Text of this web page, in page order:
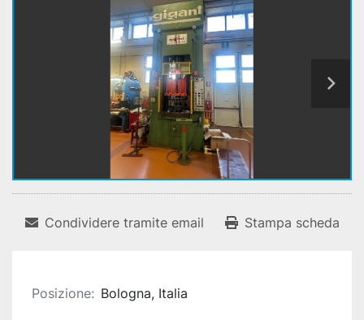
Condividere tramite email Stampa scheda
Posizione: Bologna, Italia